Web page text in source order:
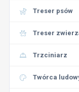
Treser psów
Treser
Trzciniarz
Twórca